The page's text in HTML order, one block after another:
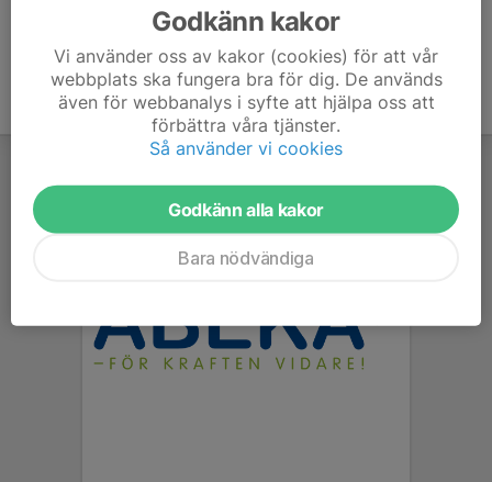
Godkänn kakor
Vi använder oss av kakor (cookies) för att vår
webbplats ska fungera bra för dig. De används
även för webbanalys i syfte att hjälpa oss att
förbättra våra tjänster.
Så använder vi cookies
Godkänn alla kakor
Bara nödvändiga